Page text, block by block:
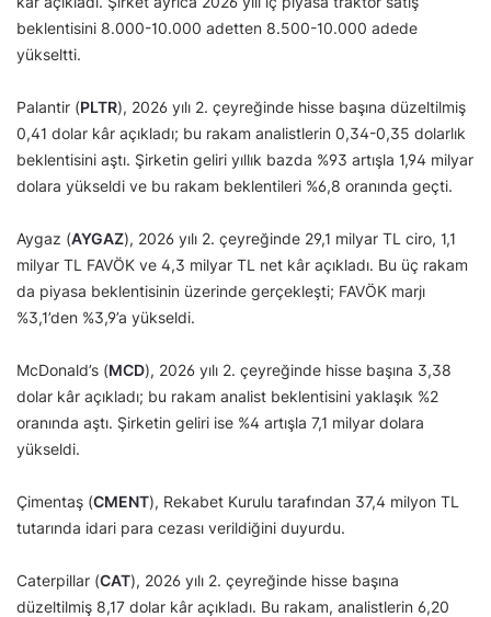
beklentisini 8.000-10.000 adetten 8.500-10.000 adede
yükseltti.
Palantir (PLTR), 2026 yılı 2. çeyreğinde hisse başına düzeltilmiş
0,41 dolar kâr açıkladı; bu rakam analistlerin 0,34-0,35 dolarlık
beklentisini aştı. Şirketin geliri yıllık bazda %93 artışla 1,94 milyar
dolara yükseldi ve bu rakam beklentileri %6,8 oranında geçti.
Aygaz (AYGAZ), 2026 yılı 2. çeyreğinde 29,1 milyar TL ciro, 1,1
milyar TL FAVÖK ve 4,3 milyar TL net kâr açıkladı. Bu üç rakam
da piyasa beklentisinin üzerinde gerçekleşti; FAVÖK marjı
%3,1’den %3,9’a yükseldi.
McDonald’s (MCD), 2026 yılı 2. çeyreğinde hisse başına 3,38
dolar kâr açıkladı; bu rakam analist beklentisini yaklaşık %2
oranında aştı. Şirketin geliri ise %4 artışla 7,1 milyar dolara
yükseldi.
Çimentaş (CMENT), Rekabet Kurulu tarafından 37,4 milyon TL
tutarında idari para cezası verildiğini duyurdu.
Caterpillar (CAT), 2026 yılı 2. çeyreğinde hisse başına
düzeltilmiş 8,17 dolar kâr açıkladı. Bu rakam, analistlerin 6,20